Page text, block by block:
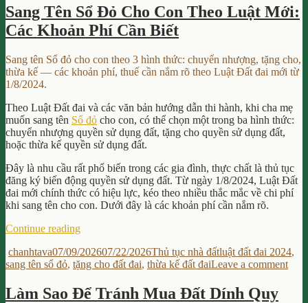
Sơ
Chuyển
Đất
Màu
Sang
Cư”
Tần
Tật
Thủ
Hồ
Sơ
Hoa
Màu
Sang
Đất
Cư
Sang Tên Sổ Đỏ Cho Con Theo Luật Mới:
Các Khoản Phí Cần Biết
Sang tên Sổ đỏ cho con theo 3 hình thức: chuyển nhượng, tặng cho,
thừa kế — các khoản phí, thuế cần nắm rõ theo Luật Đất đai mới từ
1/8/2024.
Theo Luật Đất đai và các văn bản hướng dẫn thi hành, khi cha mẹ
muốn sang tên Sổ đỏ cho con, có thể chọn một trong ba hình thức:
chuyển nhượng quyền sử dụng đất, tặng cho quyền sử dụng đất,
hoặc thừa kế quyền sử dụng đất.
Đây là nhu cầu rất phổ biến trong các gia đình, thực chất là thủ tục
đăng ký biến động quyền sử dụng đất. Từ ngày 1/8/2024, Luật Đất
đai mới chính thức có hiệu lực, kéo theo nhiều thắc mắc về chi phí
khi sang tên cho con. Dưới đây là các khoản phí cần nắm rõ.
Continue reading“Sang
Sổ
Đỏ
Con
Author
chanhtavaPosted
on
07/09/202607/22/2026Categories
Thủ tục nhà đấtTags
luật đất đai 2024,
sang tên sổ đỏ, tặng cho đất đai, thừa kế đất đaiLeave a commenton
Làm Sao Để Tránh Mua Đất Dính Quy